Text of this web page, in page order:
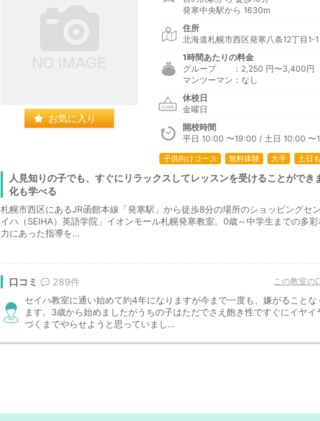
お気に入り
発寒中央駅から 1630m
住所
北海道札幌市西区発寒八条12丁目1-1
1時間あたりの料金
グループ ：2,250 円〜3,400円
マンツーマン：なし
休校日
金曜日
開校時間
平日 10:00 〜19:00 / 土日 10:00 〜
子供向けコース 無料体験 大手 土日
人見知りの子でも、すぐにリラックスしてレッスンを受けることができ
化も学べる
札幌市西区にあるJR函館本線「発寒駅」から徒歩8分の場所のショッピングセ
イハ（SEIHA）英語学院」イオンモール札幌発寒教室。0歳～中学生までの多
力にあった指導を...
この教室の
口コミ 289件
セイハ教室に通い始めて約4年になりますが今まで一度も、嫌がること
ます。3歳から始めましたがうちの子はただでさえ飽き性ですぐにイヤイ
づくまでやらせようと思っていまし...